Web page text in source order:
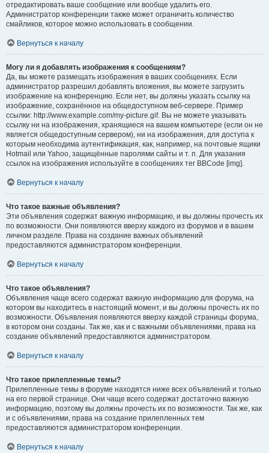
отредактировать ваше сообщение или вообще удалить его.
Администратор конференции также может ограничить количество
смайликов, которое можно использовать в сообщении.
Вернуться к началу
Могу ли я добавлять изображения к сообщениям?
Да, вы можете размещать изображения в ваших сообщениях. Если
администратор разрешил добавлять вложения, вы можете загрузить
изображение на конференцию. Если нет, вы должны указать ссылку на
изображение, сохранённое на общедоступном веб-сервере. Пример
ссылки: http://www.example.com/my-picture.gif. Вы не можете указывать
ссылку ни на изображения, хранящиеся на вашем компьютере (если он не
является общедоступным сервером), ни на изображения, для доступа к
которым необходима аутентификация, как, например, на почтовые ящики
Hotmail или Yahoo, защищённые паролями сайты и т. п. Для указания
ссылок на изображения используйте в сообщениях тег BBCode [img].
Вернуться к началу
Что такое важные объявления?
Эти объявления содержат важную информацию, и вы должны прочесть их
по возможности. Они появляются вверху каждого из форумов и в вашем
личном разделе. Права на создание важных объявлений
предоставляются администратором конференции.
Вернуться к началу
Что такое объявления?
Объявления чаще всего содержат важную информацию для форума, на
котором вы находитесь в настоящий момент, и вы должны прочесть их по
возможности. Объявления появляются вверху каждой страницы форума,
в котором они созданы. Так же, как и с важными объявлениями, права на
создание объявлений предоставляются администратором.
Вернуться к началу
Что такое прилепленные темы?
Прилепленные темы в форуме находятся ниже всех объявлений и только
на его первой странице. Они чаще всего содержат достаточно важную
информацию, поэтому вы должны прочесть их по возможности. Так же, как
и с объявлениями, права на создание прилепленных тем
предоставляются администратором конференции.
Вернуться к началу